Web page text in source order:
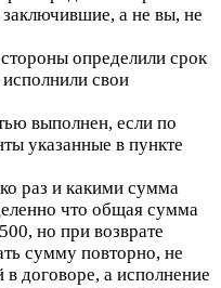
а не вы, не
определили срок
свои
выполнен, если по
указанные в пункте
раз и какими сумма
что общая сумма
но при возврате
сумму повторно, не
договоре, а исполнение